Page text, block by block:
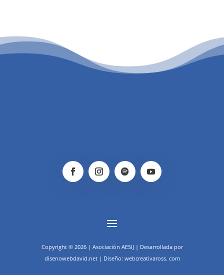
PATROCINIO CULTURAL
Copyright © 2026 | Asociación AESIJ | Desarrollada por
disenowebdavid.net | Diseño: webcreativaross. com